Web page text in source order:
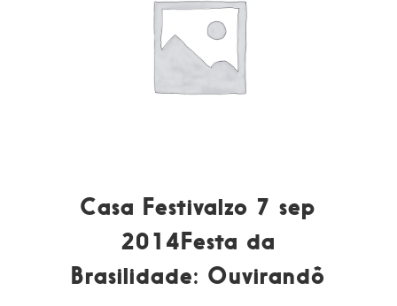
Casa Festivalzo 7 sep
2014Festa da
Brasilidade: Ouvirandô